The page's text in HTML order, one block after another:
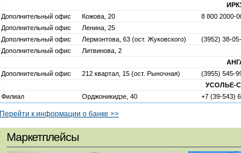
Дополнительный офис
Кожова, 20 8 800 2000-
Дополнительный офис
Ленина, 25
Дополнительный офис
Лермонтова, 63 (ост. Жуковского) (3952) 38-
Дополнительный офис
Литвинова, 2
Дополнительный офис
212 квартал, 15 (ост. Рыночная) (3955) 545-
УСОЛЬЕ-
Филиал
Орджоникидзе, 40 +7 (39-543)
Перейти к информации о банке >>
Маркетплейсы